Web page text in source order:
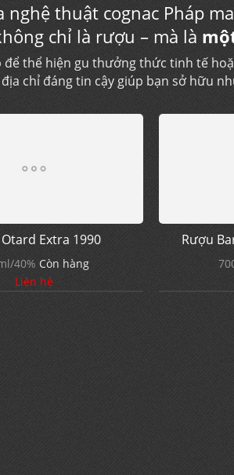
nghệ thuật cognac Pháp
chỉ là rượu – mà là
thể hiện gu thưởng thức tinh tế
địa chỉ đáng tin cậy giúp bạn sở hữu
Rượu